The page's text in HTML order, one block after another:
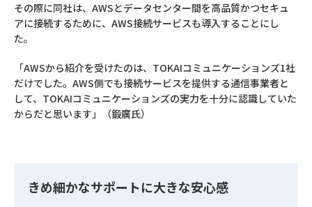
その際に同社は、AWSとデータセンター間を高品質かつセキュ
アに接続するために、AWS接続サービスも導入することにし
た。
「AWSから紹介を受けたのは、TOKAIコミュニケーションズ1社
だけでした。AWS側でも接続サービスを提供する通信事業者と
して、TOKAIコミュニケーションズの実力を十分に認識していた
からだと思います」（鍛廣氏）
きめ細かなサポートに大きな安心感